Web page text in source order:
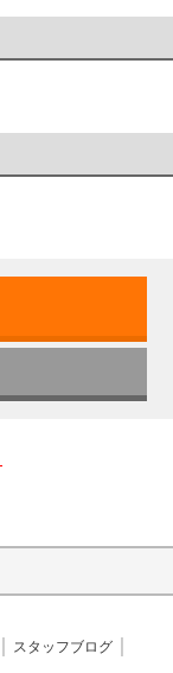
スタッフブログ